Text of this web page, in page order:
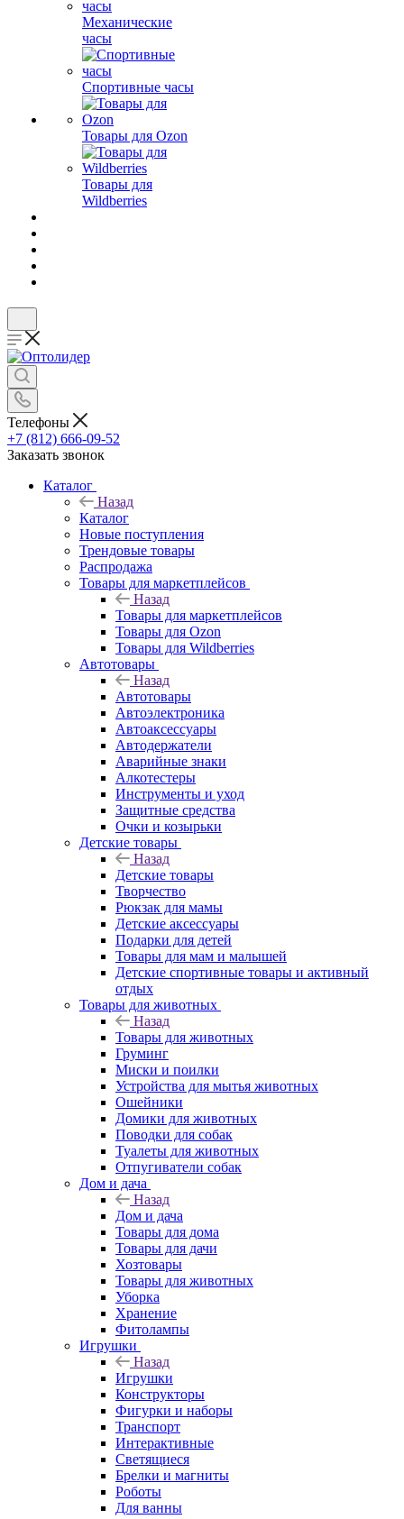
Механические
часы
Спортивные часы
Товары для Ozon
Товары для
Wildberries
Телефоны
+7 (812) 666-09-52
Заказать звонок
Каталог
Назад
Каталог
Новые поступления
Трендовые товары
Распродажа
Товары для маркетплейсов
Назад
Товары для маркетплейсов
Товары для Ozon
Товары для Wildberries
Автотовары
Назад
Автотовары
Автоэлектроника
Автоаксессуары
Автодержатели
Аварийные знаки
Алкотестеры
Инструменты и уход
Защитные средства
Очки и козырьки
Детские товары
Назад
Детские товары
Творчество
Рюкзак для мамы
Детские аксессуары
Подарки для детей
Товары для мам и малышей
Детские спортивные товары и активный
отдых
Товары для животных
Назад
Товары для животных
Груминг
Миски и поилки
Устройства для мытья животных
Ошейники
Домики для животных
Поводки для собак
Туалеты для животных
Отпугиватели собак
Дом и дача
Назад
Дом и дача
Товары для дома
Товары для дачи
Хозтовары
Товары для животных
Уборка
Хранение
Фитолампы
Игрушки
Назад
Игрушки
Конструкторы
Фигурки и наборы
Транспорт
Интерактивные
Светящиеся
Брелки и магниты
Роботы
Для ванны